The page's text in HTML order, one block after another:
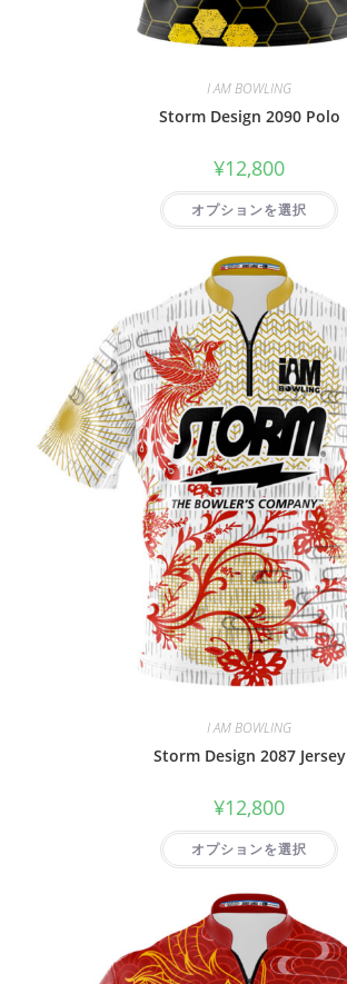
I AM BOWLING
Storm Design 2090 Polo
¥12,800
オプションを選択
I AM BOWLING
Storm Design 2087 Jersey
¥12,800
オプションを選択